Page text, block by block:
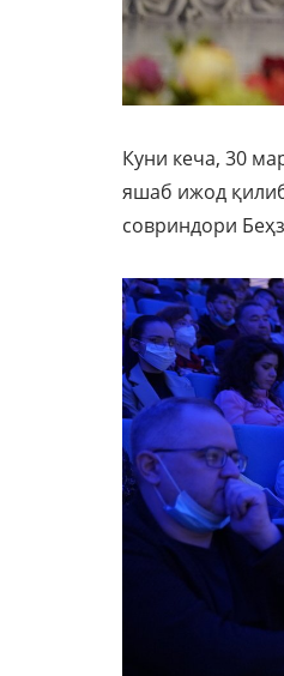
Куни кеча, 30
яшаб ижод
совриндори